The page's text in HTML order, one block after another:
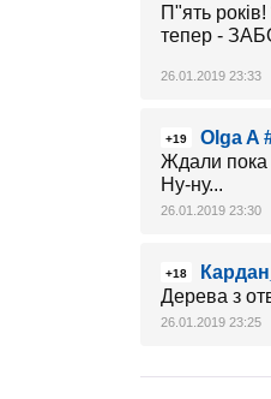
П"ять
тепер -
26.01.2019 23:33
+19
Olga A
Ждали пока
Ну-ну...
26.01.2019 23:30
+18
Дерева з
26.01.2019 23:25